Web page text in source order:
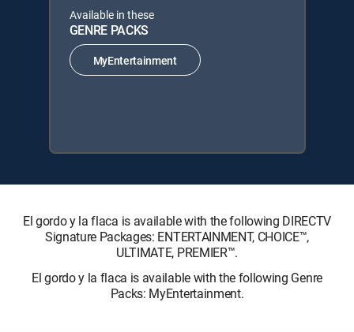
Available in these
GENRE PACKS
MyEntertainment
El gordo y la flaca is available with the following DIRECTV
Signature Packages: ENTERTAINMENT, CHOICE™,
ULTIMATE, PREMIER™.
El gordo y la flaca is available with the following Genre
Packs: MyEntertainment.